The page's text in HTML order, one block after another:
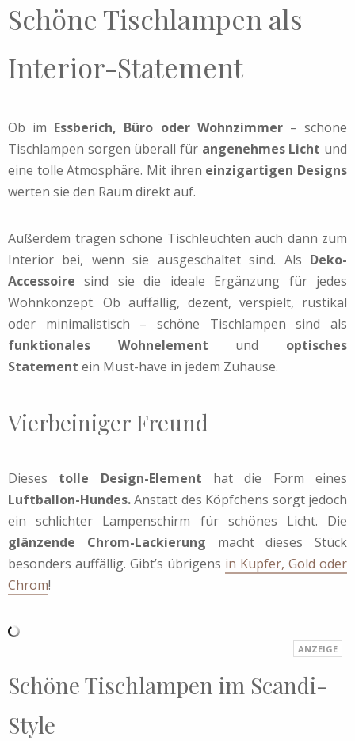
Schöne Tischlampen als
Interior-Statement
Ob im Essberich, Büro oder Wohnzimmer– schöne
Tischlampen sorgen überall für angenehmes Licht und
eine tolle Atmosphäre. Mit ihren einzigartigen Designs
werten sie den Raum direkt auf.
Außerdem tragen schöne Tischleuchten auch dann zum
Interior bei, wenn sie ausgeschaltet sind. Als Deko-
Accessoire sind sie die ideale Ergänzung für jedes
Wohnkonzept. Ob auffällig, dezent, verspielt, rustikal
oder minimalistisch – schöne Tischlampen sind als
funktionales Wohnelement und optisches
Statement ein Must-have in jedem Zuhause.
Vierbeiniger Freund
Dieses tolle Design-Element hat die Form eines
Luftballon-Hundes.Anstatt des Köpfchens sorgt jedoch
ein schlichter Lampenschirm für schönes Licht. Die
glänzende Chrom-Lackierung macht dieses Stück
besonders auffällig. Gibt’s übrigens in Kupfer, Gold oder
Chrom!
Schöne Tischlampen im Scandi-
Style